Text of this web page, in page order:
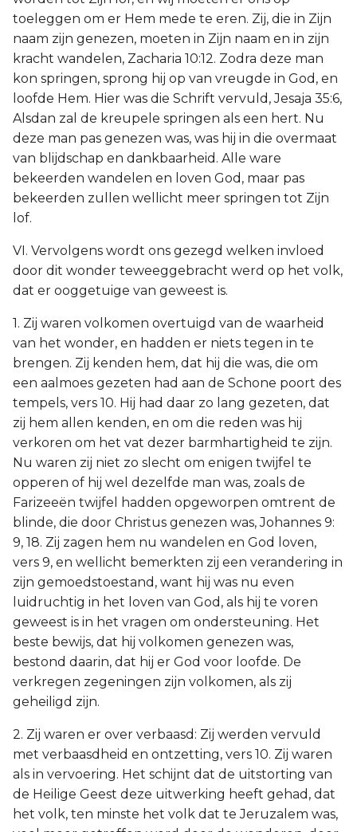
toeleggen om er Hem mede te eren. Zij, die in Zijn
naam zijn genezen, moeten in Zijn naam en in zijn
kracht wandelen, Zacharia 10:12. Zodra deze man
kon springen, sprong hij op van vreugde in God, en
loofde Hem. Hier was die Schrift vervuld, Jesaja 35:6,
Alsdan zal de kreupele springen als een hert. Nu
deze man pas genezen was, was hij in die overmaat
van blijdschap en dankbaarheid. Alle ware
bekeerden wandelen en loven God, maar pas
bekeerden zullen wellicht meer springen tot Zijn
lof.
VI. Vervolgens wordt ons gezegd welken invloed
door dit wonder teweeggebracht werd op het volk,
dat er ooggetuige van geweest is.
1. Zij waren volkomen overtuigd van de waarheid
van het wonder, en hadden er niets tegen in te
brengen. Zij kenden hem, dat hij die was, die om
een aalmoes gezeten had aan de Schone poort des
tempels, vers 10. Hij had daar zo lang gezeten, dat
zij hem allen kenden, en om die reden was hij
verkoren om het vat dezer barmhartigheid te zijn.
Nu waren zij niet zo slecht om enigen twijfel te
opperen of hij wel dezelfde man was, zoals de
Farizeeën twijfel hadden opgeworpen omtrent de
blinde, die door Christus genezen was, Johannes 9:
9, 18. Zij zagen hem nu wandelen en God loven,
vers 9, en wellicht bemerkten zij een verandering in
zijn gemoedstoestand, want hij was nu even
luidruchtig in het loven van God, als hij te voren
geweest is in het vragen om ondersteuning. Het
beste bewijs, dat hij volkomen genezen was,
bestond daarin, dat hij er God voor loofde. De
verkregen zegeningen zijn volkomen, als zij
geheiligd zijn.
2. Zij waren er over verbaasd: Zij werden vervuld
met verbaasdheid en ontzetting, vers 10. Zij waren
als in vervoering. Het schijnt dat de uitstorting van
de Heilige Geest deze uitwerking heeft gehad, dat
het volk, ten minste het volk dat te Jeruzalem was,